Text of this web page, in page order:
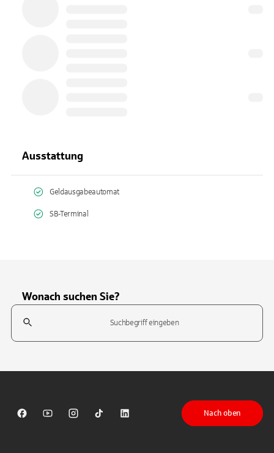
Ausstattung
Geldausgabeautomat
SB-Terminal
Wonach suchen Sie?
Suchfeld
Sparkasse auf Facebook
Sparkasse auf Youtube
Sparkasse auf Instagram
Sparkasse auf TikTok
Sparkasse auf LinkedIn
Nach oben